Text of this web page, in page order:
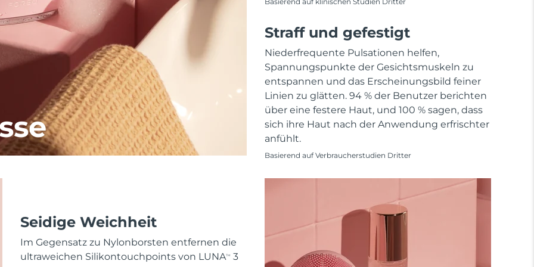
Straff und gefestigt
Niederfrequente Pulsationen helfen,
Spannungspunkte der Gesichtsmuskeln zu
entspannen und das Erscheinungsbild feiner
Linien zu glätten. 94 % der Benutzer berichten
über eine festere Haut, und 100 % sagen, dass
sich ihre Haut nach der Anwendung erfrischter
anfühlt.
Basierend auf Verbraucherstudien Dritter
Seidige Weichheit
Im Gegensatz zu Nylonborsten entfernen die
ultraweichen Silikontouchpoints von LUNATM
3